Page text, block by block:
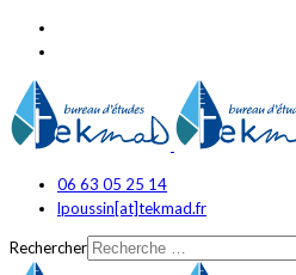
06 63 05 25 14
lpoussin[at]tekmad.fr
Rechercher